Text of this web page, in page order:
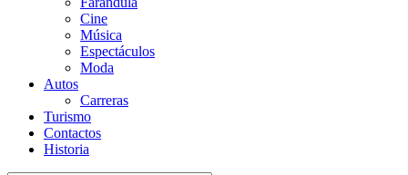
Cine
Música
Espectáculos
Moda
Autos
Carreras
Turismo
Contactos
Historia